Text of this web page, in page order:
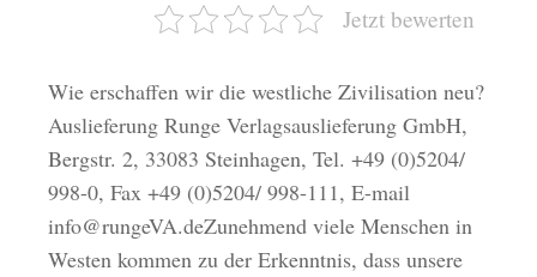
Jetzt bewerten
Wie erschaffen wir die westliche Zivilisation neu?
Auslieferung Runge Verlagsauslieferung GmbH,
Bergstr. 2, 33083 Steinhagen, Tel. +49 (0)5204/
998-0, Fax +49 (0)5204/ 998-111, E-mail
info@rungeVA.deZunehmend viele Menschen in
Westen kommen zu der Erkenntnis, dass unsere